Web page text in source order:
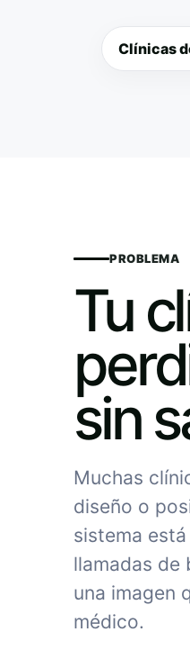
Clínicas
PROBLEMA
Tu
sin
Muchas
diseño o
sistema
llamadas de
una imagen
médico.